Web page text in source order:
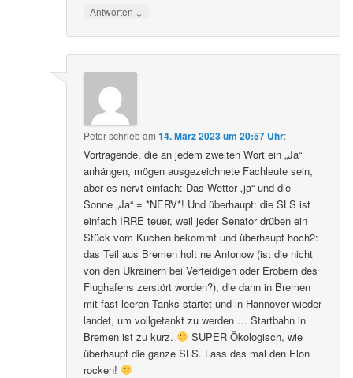
Antworten ↓
Peterschriebam14. März 2023 um 20:57 Uhr:
Vortragende, die an jedem zweiten Wort ein „Ja“
anhängen, mögen ausgezeichnete Fachleute sein,
aber es nervt einfach: Das Wetter „ja“ und die
Sonne „Ja“ = *NERV*! Und überhaupt: die SLS ist
einfach IRRE teuer, weil jeder Senator drüben ein
Stück vom Kuchen bekommt und überhaupt hoch2:
das Teil aus Bremen holt ne Antonow (ist die nicht
von den Ukrainern bei Verteidigen oder Erobern des
Flughafens zerstört worden?), die dann in Bremen
mit fast leeren Tanks startet und in Hannover wieder
landet, um vollgetankt zu werden … Startbahn in
Bremen ist zu kurz.
SUPER Ökologisch, wie
überhaupt die ganze SLS. Lass das mal den Elon
rocken!